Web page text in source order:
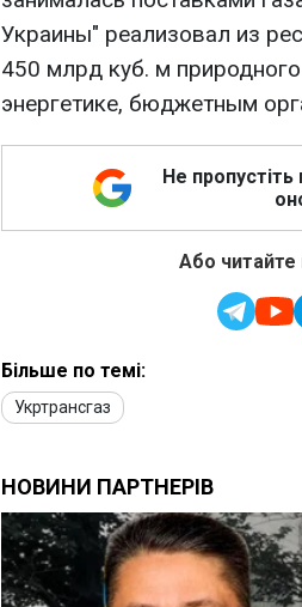
Украины" реализовал из
450 млрд куб. м
энергетике, бюджетным
Не
Або читайте
Більше по темі:
Укртрансгаз